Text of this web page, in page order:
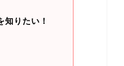
りたい！